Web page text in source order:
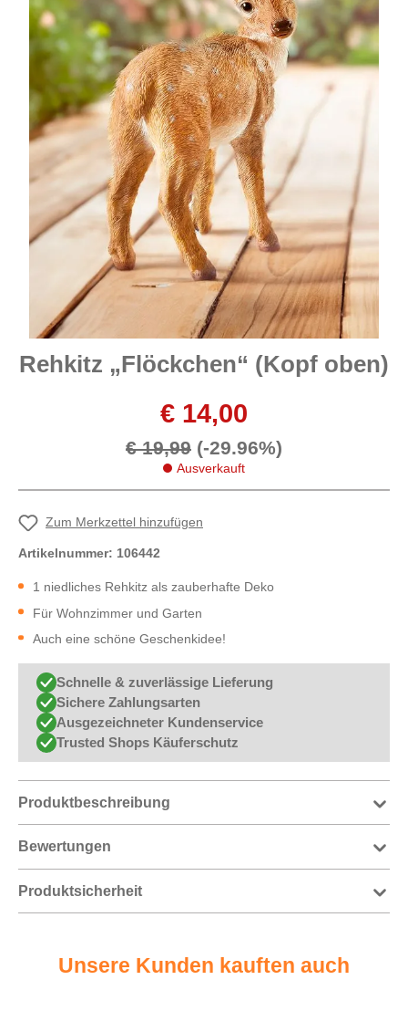
Rehkitz „Flöckchen“ (Kopf oben)
€ 14,00
€ 19,99 (-29.96%)
Ausverkauft
Zum Merkzettel hinzufügen
Artikelnummer: 106442
1 niedliches Rehkitz als zauberhafte Deko
Für Wohnzimmer und Garten
Auch eine schöne Geschenkidee!
Schnelle & zuverlässige Lieferung
Sichere Zahlungsarten
Ausgezeichneter Kundenservice
Trusted Shops Käuferschutz
Produktbeschreibung
Bewertungen
Produktsicherheit
Unsere Kunden kauften auch